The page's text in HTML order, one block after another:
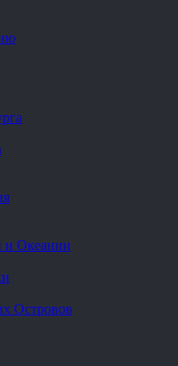
и Океании
Островов